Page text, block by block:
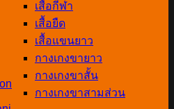
เสื้อกีฬา
เสื้อยืด
เสื้อแขนยาว
กางเกงขายาว
กางเกงขาสั้น
กางเกงขาสามส่วน